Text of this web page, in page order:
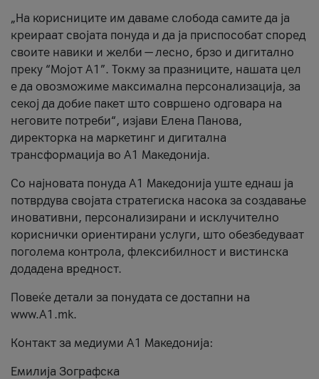
„На корисниците им даваме слобода самите да ја
креираат својата понуда и да ја приспособат според
своите навики и желби — лесно, брзо и дигитално
преку “Мојот А1”. Токму за празниците, нашата цел
е да овозможиме максимална персонализација, за
секој да добие пакет што совршено одговара на
неговите потреби“, изјави Елена Панова,
директорка на маркетинг и дигитална
трансформација во А1 Македонија.
Со најновата понуда А1 Македонија уште еднаш ја
потврдува својата стратегиска насока за создавање
иновативни, персонализирани и исклучително
кориснички ориентирани услуги, што обезбедуваат
поголема контрола, флексибилност и вистинска
додадена вредност.
Повеќе детали за понудата се достапни на
www.А1.mk.
Контакт за медиуми А1 Македонија:
Емилија Зографска